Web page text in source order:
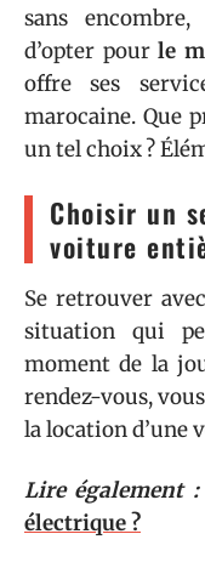
sans
d’opter pourle
offre ses
marocaine. Que
un tel choix ?
Choisir un
voiture
Se retrouver
situation qui
moment de la
rendez-vous,
la location d’une
Lire également :
électrique ?